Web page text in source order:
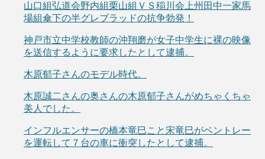
山口組弘道会野内組栗山組ＶＳ稲川会上州田中一家馬
場組傘下の半グレブラッドの抗争勃発！
神戸市立中学校教師の沖翔磨が女子中学生に裸の映像
を送信するように要求したとして逮捕。
木原郁子さんのモデル時代。
木原誠二さんの奥さんの木原郁子さんがめちゃくちゃ
美人でした。
インフルエンサーの橋本竜巳こと宋竜巳がベントレー
を運転して７台の車に衝突したとして逮捕。